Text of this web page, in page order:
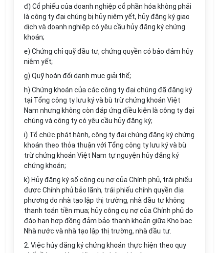
đ) Cổ phiếu của doanh nghiệp cổ phần hóa không phải
là công ty đại chúng bị hủy niêm yết, hủy đăng ký giao
dịch và doanh nghiệp có yêu cầu hủy đăng ký chứng
khoán;
e) Chứng chỉ quỹ đầu tư, chứng quyền có bảo đảm hủy
niêm yết;
g) Quỹ hoán đổi danh mục giải thể;
h) Chứng khoán của các công ty đại chúng đã đăng ký
tại Tổng công ty lưu ký và bù trừ chứng khoán Việt
Nam nhưng không còn đáp ứng điều kiện là công ty đại
chúng và công ty có yêu cầu hủy đăng ký;
i) Tổ chức phát hành, công ty đại chúng đăng ký chứng
khoán theo thỏa thuận với Tổng công ty lưu ký và bù
trừ chứng khoán Việt Nam tự nguyện hủy đăng ký
chứng khoán;
k) Hủy đăng ký số công cụ nợ của Chính phủ, trái phiếu
được Chính phủ bảo lãnh, trái phiếu chính quyền địa
phương do nhà tạo lập thị trường, nhà đầu tư không
thanh toán tiền mua; hủy công cụ nợ của Chính phủ do
đáo hạn hợp đồng đảm bảo thanh khoản giữa Kho bạc
Nhà nước và nhà tạo lập thị trường, nhà đầu tư.
2. Việc hủy đăng ký chứng khoán thực hiện theo quy